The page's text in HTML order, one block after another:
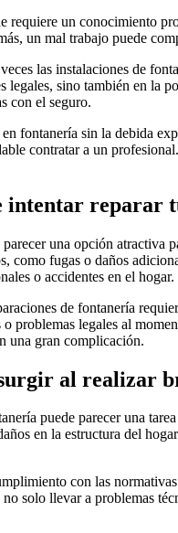
requiere un conocimiento
un mal trabajo puede
las instalaciones de
sino también en la
con el seguro.
fontanería sin la debida
contratar a un
intentar reparar
una opción
como fugas o daños
o accidentes en el hogar.
de fontanería
problemas legales al
una gran complicación.
al realizar
puede parecer una
en la estructura del
con las
solo llevar a problemas